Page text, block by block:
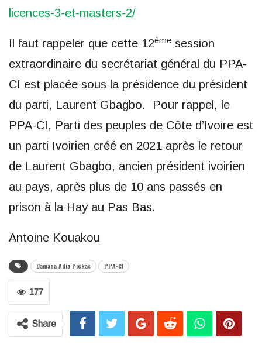
licences-3-et-masters-2/
Il faut rappeler que cette 12ème session
extraordinaire du secrétariat général du PPA-
CI est placée sous la présidence du président
du parti, Laurent Gbagbo. Pour rappel, le
PPA-CI, Parti des peuples de Côte d’Ivoire est
un parti Ivoirien créé en 2021 après le retour
de Laurent Gbagbo, ancien président ivoirien
au pays, après plus de 10 ans passés en
prison à la Hay au Pas Bas.
Antoine Kouakou
Damana Adia Pickas PPA-CI
177
Share